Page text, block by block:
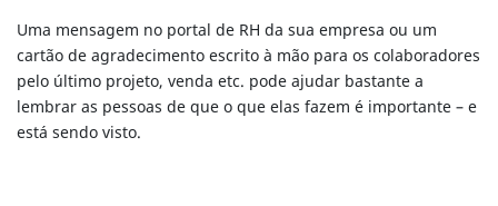
Uma mensagem no portal de RH da sua empresa ou um
cartão de agradecimento escrito à mão para os colaboradores
pelo último projeto, venda etc. pode ajudar bastante a
lembrar as pessoas de que o que elas fazem é importante – e
está sendo visto.